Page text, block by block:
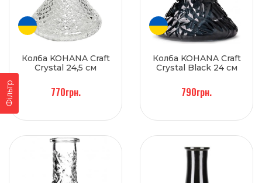
Фільтр
Колба KOHANA Craft
Crystal 24,5 см
770грн.
Колба KOHANA Craft
Crystal Black 24 см
790грн.